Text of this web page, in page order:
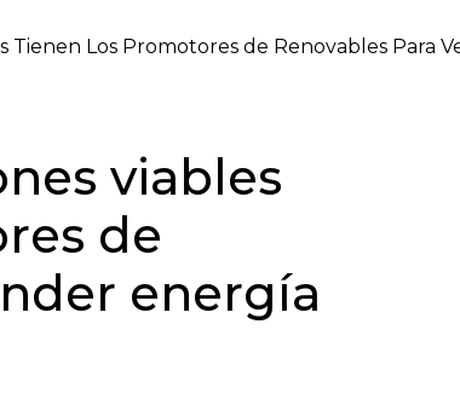
a la navegación
Tienen Los Promotores de Renovables Para
viables
de
energía